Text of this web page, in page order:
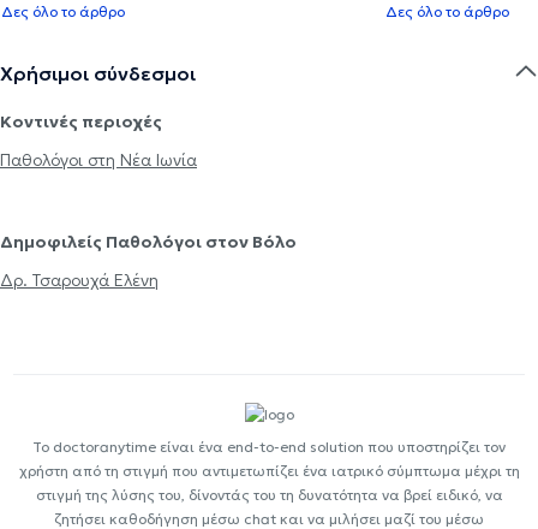
Δες όλο το άρθρο Δες όλο το άρθρο
Χρήσιμοι σύνδεσμοι
Κοντινές περιοχές
Παθολόγοι στη Νέα Ιωνία
Δημοφιλείς Παθολόγοι στον Βόλο
Δρ. Τσαρουχά Ελένη
Το doctoranytime είναι ένα end-to-end solution που υποστηρίζει τον
χρήστη από τη στιγμή που αντιμετωπίζει ένα ιατρικό σύμπτωμα μέχρι τη
στιγμή της λύσης του, δίνοντάς του τη δυνατότητα να βρεί ειδικό, να
ζητήσει καθοδήγηση μέσω chat και να μιλήσει μαζί του μέσω